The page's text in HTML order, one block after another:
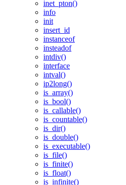
inet_pton()
info
init
insert_id
instanceof
insteadof
intdiv()
interface
intval()
ip2long()
is_array()
is_bool()
is_callable()
is_countable()
is_dir()
is_double()
is_executable()
is_file()
is_finite()
is_float()
is_infinite()